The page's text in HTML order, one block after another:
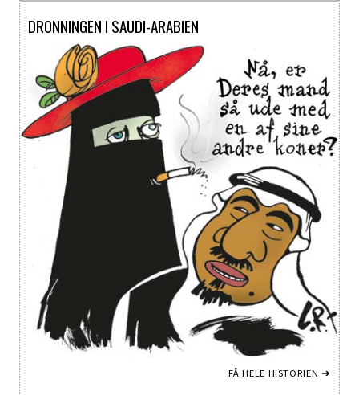
DRONNINGEN I SAUDI-ARABIEN
FÅ HELE HISTORIEN ➔